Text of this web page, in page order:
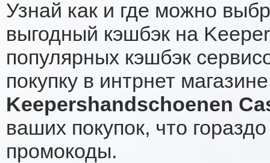
Узнай как и где можно
выгодный кэшбэк на
популярных кэшбэк
покупку в интрнет
Keepershandschoenen
ваших покупок, что
промокоды.